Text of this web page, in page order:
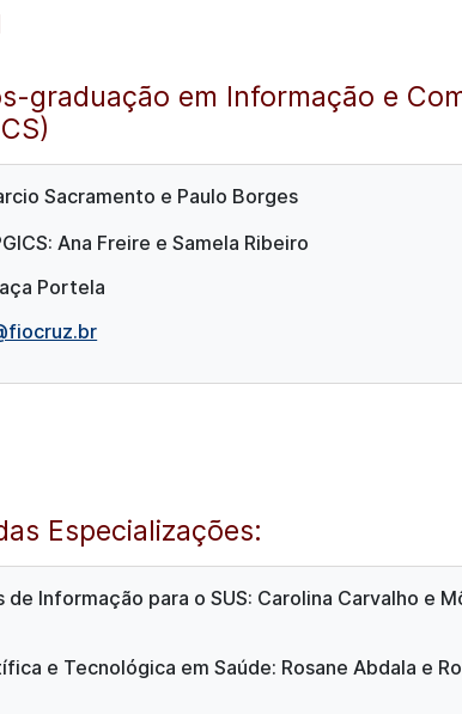
graduação em Informação e
Sacramento e Paulo Borges
Ana Freire e Samela Ribeiro
Portela
Especializações:
de Informação para o SUS: Carolina Carvalho e
e Tecnológica em Saúde: Rosane Abdala e